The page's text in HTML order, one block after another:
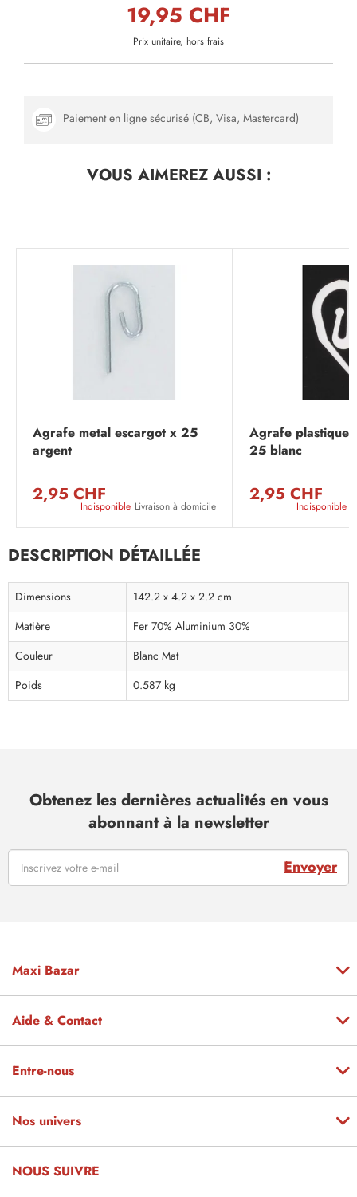
19,95 CHF
Prix unitaire, hors frais
Paiement en ligne sécurisé (CB, Visa, Mastercard)
VOUS AIMEREZAUSSI :
Agrafe metal escargot x 25
argent
2,95 CHF
Indisponible Livraison à domicile
Agrafe plastique
25 blanc
2,95 CHF
Indisponible
DESCRIPTION DÉTAILLÉE
Dimensions
142.2 x 4.2 x 2.2 cm
Matière
Fer 70% Aluminium 30%
Couleur
Blanc Mat
Poids
0.587 kg
Obtenez les dernières actualités en vous
abonnant à la newsletter
Envoyer
Maxi Bazar
Aide & Contact
Entre-nous
Nos univers
NOUS SUIVRE